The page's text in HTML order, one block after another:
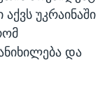
უკრაინაში
და